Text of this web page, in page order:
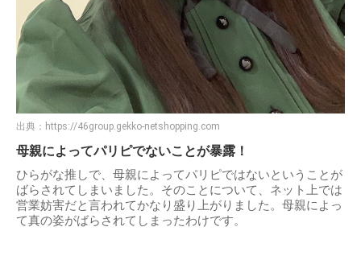
出典： https://46group.gekko-netshopping.com
母親によってパリピでないことが暴露！
ひらがな推しで、母親によってパリピではないということが
ばらされてしまいました。そのことについて、ネット上では
営業妨害だと言われてかなり盛り上がりました。母親によっ
て真の姿がばらされてしまったわけです。